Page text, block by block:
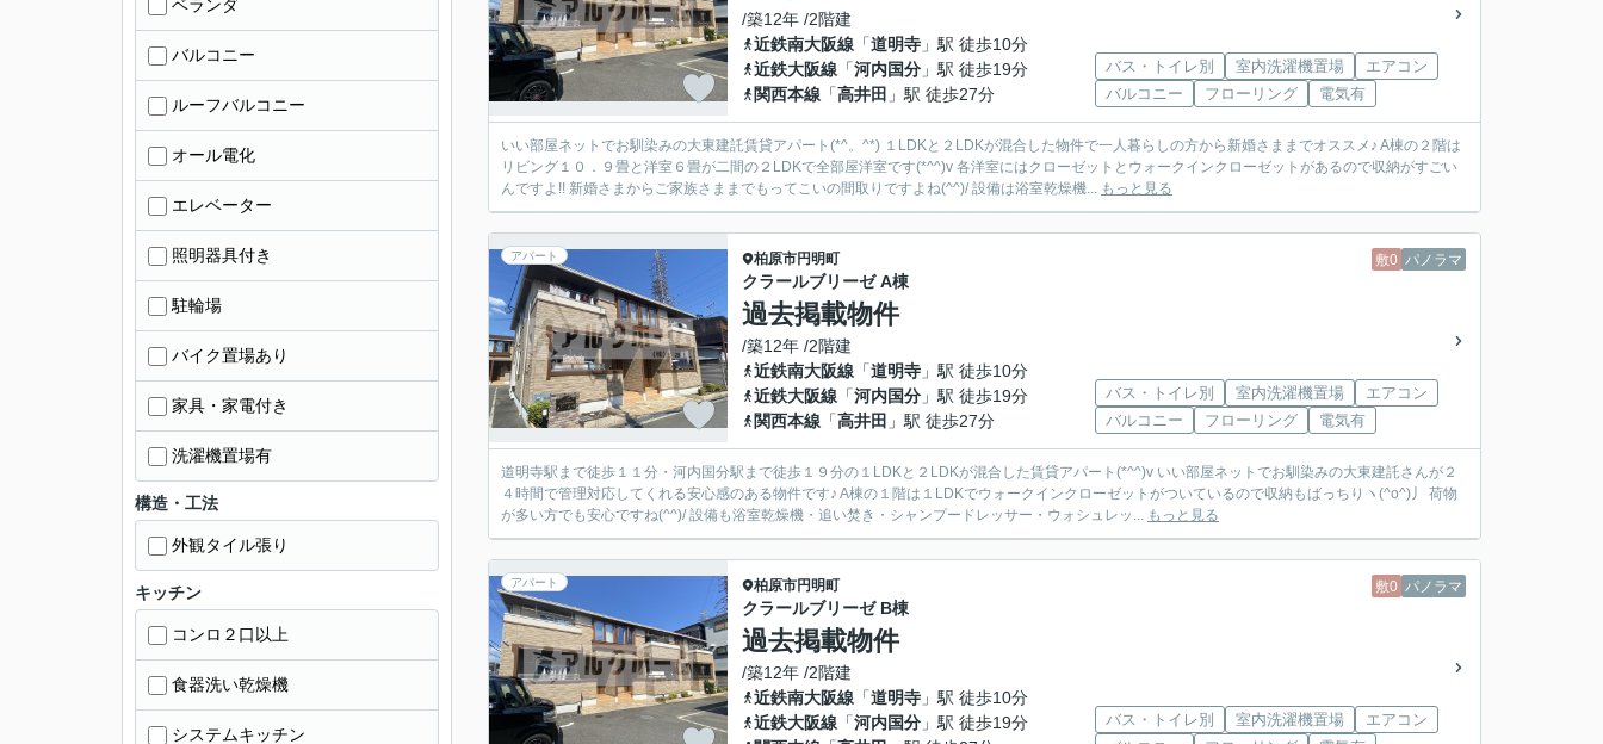
/築12年 /2階建
近鉄南大阪線 「道明寺 」駅 徒歩10分
近鉄大阪線 「河内国分 」駅 徒歩19分
関西本線 「高井田 」駅 徒歩27分
バス・トイレ別 室内洗濯機置場
エアコン
バルコニー
フローリング 電気有
いい部屋ネットでお馴染みの大東建託賃貸アパート(*^。^*) １LDKと２LDKが混合した物件で一人暮らしの方から新婚さままでオススメ♪ A棟の２階は
リビング１０．９畳と洋室６畳が二間の２LDKで全部屋洋室です(*^^)v 各洋室にはクローゼットとウォークインクローゼットがあるので収納がすごい
んですよ!! 新婚さまからご家族さままでもってこいの間取りですよね(^^)/ 設備は浴室乾燥機... もっと見る
アパート 敷0 パノラマ
柏原市円明町
クラールブリーゼ A棟
過去掲載物件
/築12年 /2階建
近鉄南大阪線 「道明寺 」駅 徒歩10分
近鉄大阪線 「河内国分 」駅 徒歩19分
関西本線 「高井田 」駅 徒歩27分
バス・トイレ別 室内洗濯機置場
エアコン
バルコニー
フローリング 電気有
道明寺駅まで徒歩１１分・河内国分駅まで徒歩１９分の１LDKと２LDKが混合した賃貸アパート(*^^)v いい部屋ネットでお馴染みの大東建託さんが２
４時間で管理対応してくれる安心感のある物件です♪ A棟の１階は１LDKでウォークインクローゼットがついているので収納もばっちりヽ(^o^)丿 荷物
が多い方でも安心ですね(^^)/ 設備も浴室乾燥機・追い焚き・シャンプードレッサー・ウォシュレッ... もっと見る
アパート 敷0 パノラマ
柏原市円明町
クラールブリーゼ B棟
過去掲載物件
/築12年 /2階建
近鉄南大阪線 「道明寺 」駅 徒歩10分
近鉄大阪線 「河内国分 」駅 徒歩19分
バス・トイレ別 室内洗濯機置場
エアコン
ベランダ
バルコニー
ルーフバルコニー
オール電化
エレベーター
照明器具付き
駐輪場
バイク置場あり
家具・家電付き
洗濯機置場有
構造・工法
外観タイル張り
キッチン
コンロ２口以上
食器洗い乾燥機
システムキッチン